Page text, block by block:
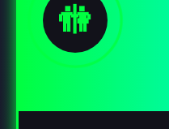
🚻